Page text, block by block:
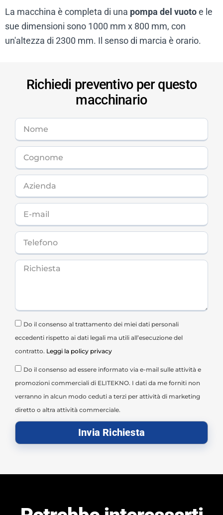
La macchina è completa di una pompa del vuotoe le
sue dimensioni sono 1000 mm x 800 mm, con
un'altezza di 2300 mm. Il senso di marcia è orario.
Richiedi preventivo per questo
macchinario
Do il consenso al trattamento dei miei dati personali
eccedenti rispetto ai dati legali ma utili all’esecuzione del
contratto. Leggi la policy privacy
Do il consenso ad essere informato via e-mail sulle attività e
promozioni commerciali di ELITEKNO. I dati da me forniti non
verranno in alcun modo ceduti a terzi per attività di marketing
diretto o altra attività commerciale.
Invia Richiesta